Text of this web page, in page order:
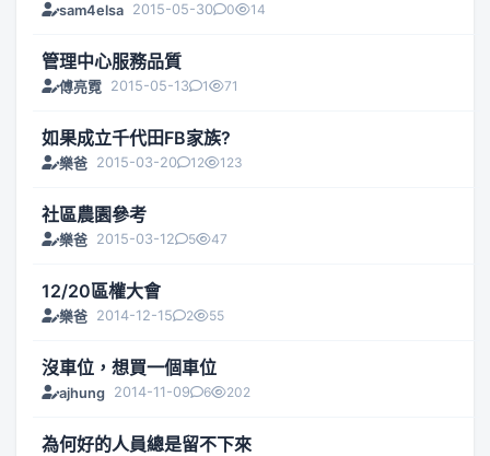
sam4elsa 2015-05-30 0 14
管理中心服務品質
傅亮霓 2015-05-13 1 71
如果成立千代田FB家族?
樂爸 2015-03-20 12 123
社區農園參考
樂爸 2015-03-12 5 47
12/20區權大會
樂爸 2014-12-15 2 55
沒車位，想買一個車位
ajhung 2014-11-09 6 202
為何好的人員總是留不下來